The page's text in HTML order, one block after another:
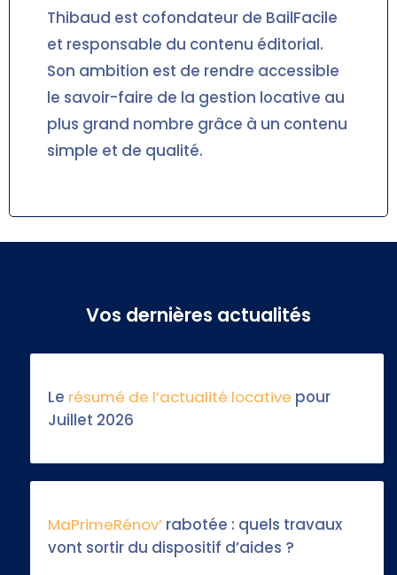
Thibaud est cofondateur de BailFacile
et responsable du contenu éditorial.
Son ambition est de rendre accessible
le savoir-faire de la gestion locative au
plus grand nombre grâce à un contenu
simple et de qualité.
Vos dernières actualités
Le résumé de l’actualité locative pour
Juillet 2026
MaPrimeRénov’ rabotée : quels travaux
vont sortir du dispositif d’aides ?